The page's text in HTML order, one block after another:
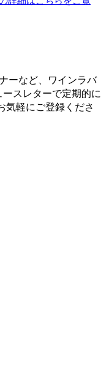
ーなど、ワインラバ
スレターで定期的に
気軽にご登録くださ